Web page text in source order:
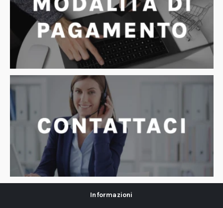
Informazioni